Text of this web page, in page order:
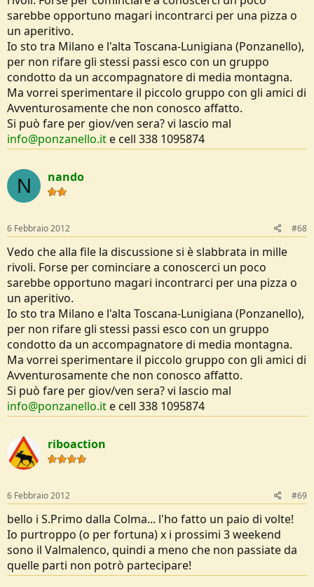
sarebbe opportuno magari incontrarci per una pizza o
un aperitivo.
Io sto tra Milano e l'alta Toscana-Lunigiana (Ponzanello),
per non rifare gli stessi passi esco con un gruppo
condotto da un accompagnatore di media montagna.
Ma vorrei sperimentare il piccolo gruppo con gli amici di
Avventurosamente che non conosco affatto.
Si può fare per giov/ven sera? vi lascio mal
info@ponzanello.ite cell 338 1095874
N nando
6 Febbraio 2012 #68
Vedo che alla file la discussione si è slabbrata in mille
rivoli. Forse per cominciare a conoscerci un poco
sarebbe opportuno magari incontrarci per una pizza o
un aperitivo.
Io sto tra Milano e l'alta Toscana-Lunigiana (Ponzanello),
per non rifare gli stessi passi esco con un gruppo
condotto da un accompagnatore di media montagna.
Ma vorrei sperimentare il piccolo gruppo con gli amici di
Avventurosamente che non conosco affatto.
Si può fare per giov/ven sera? vi lascio mal
info@ponzanello.ite cell 338 1095874
riboaction
6 Febbraio 2012 #69
bello i S.Primo dalla Colma... l'ho fatto un paio di volte!
Io purtroppo (o per fortuna) x i prossimi 3 weekend
sono il Valmalenco, quindi a meno che non passiate da
quelle parti non potrò partecipare!